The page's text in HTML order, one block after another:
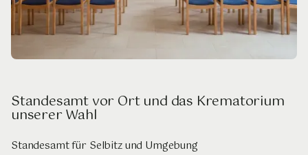
Standesamt vor Ort und das Krematorium
unserer Wahl
Standesamt für Selbitz und Umgebung